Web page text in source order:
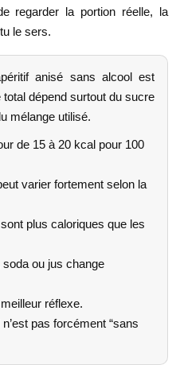
regarder la portion réelle, la
le sers.
anisé sans alcool est
dépend surtout du sucre
mélange utilisé.
de 15 à 20 kcal pour 100
varier fortement selon la
plus caloriques que les
ou jus change
réflexe.
pas forcément “sans